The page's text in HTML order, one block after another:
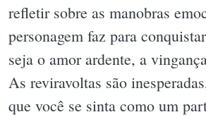
refletir sobre as manobras
personagem faz para
seja o amor ardente, a
As reviravoltas são
que você se sinta como um